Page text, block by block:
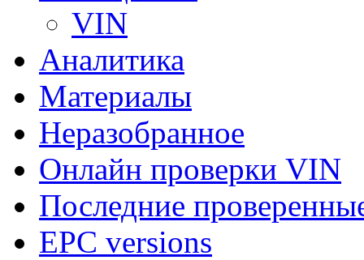
VIN
Аналитика
Материалы
Неразобранное
Онлайн проверки VIN
Последние
EPC versions